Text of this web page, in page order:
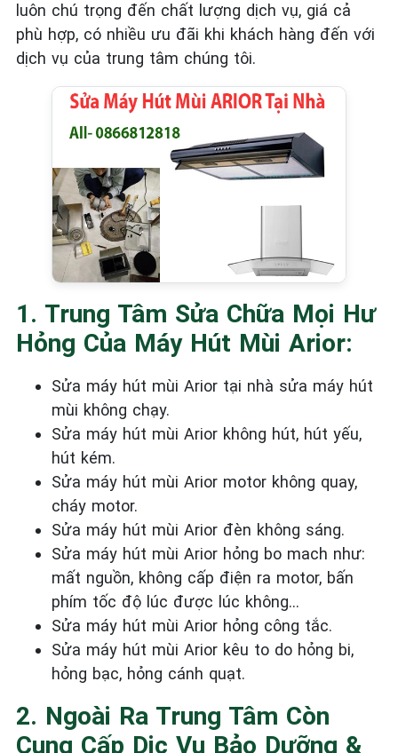
luôn chú trọng đến chất lượng dịch vụ, giá cả
phù hợp, có nhiều ưu đãi khi khách hàng đến với
dịch vụ của trung tâm chúng tôi.
1. Trung Tâm Sửa Chữa Mọi Hư
Hỏng Của Máy Hút Mùi Arior:
Sửa máy hút mùi Arior tại nhà sửa máy hút
mùi không chạy.
Sửa máy hút mùi Arior không hút, hút yếu,
hút kém.
Sửa máy hút mùi Arior motor không quay,
cháy motor.
Sửa máy hút mùi Arior đèn không sáng.
Sửa máy hút mùi Arior hỏng bo mach như:
mất nguồn, không cấp điện ra motor, bấn
phím tốc độ lúc được lúc không…
Sửa máy hút mùi Arior hỏng công tắc.
Sửa máy hút mùi Arior kêu to do hỏng bi,
hỏng bạc, hỏng cánh quạt.
2. Ngoài Ra Trung Tâm Còn
Cung Cấp Dịc Vụ Bảo Dưỡng &